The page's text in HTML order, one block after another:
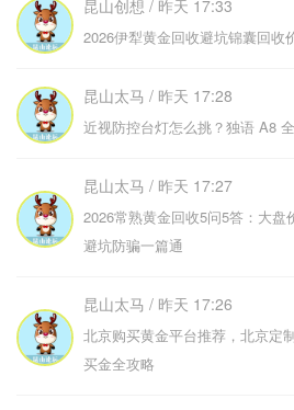
昆山创想 / 昨天 17:33
2026伊犁黄金回收避坑锦囊回收
昆山太马 / 昨天 17:28
近视防控台灯怎么挑？独语 A8
昆山太马 / 昨天 17:27
2026常熟黄金回收5问5答：大盘
避坑防骗一篇通
昆山太马 / 昨天 17:26
北京购买黄金平台推荐，北京定
买金全攻略